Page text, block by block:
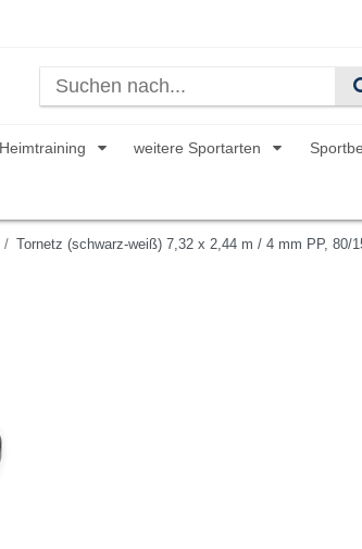
Heimtraining weitere Sportarten
Tornetz (schwarz-weiß) 7,32 x 2,44 m / 4 mm PP, 80/